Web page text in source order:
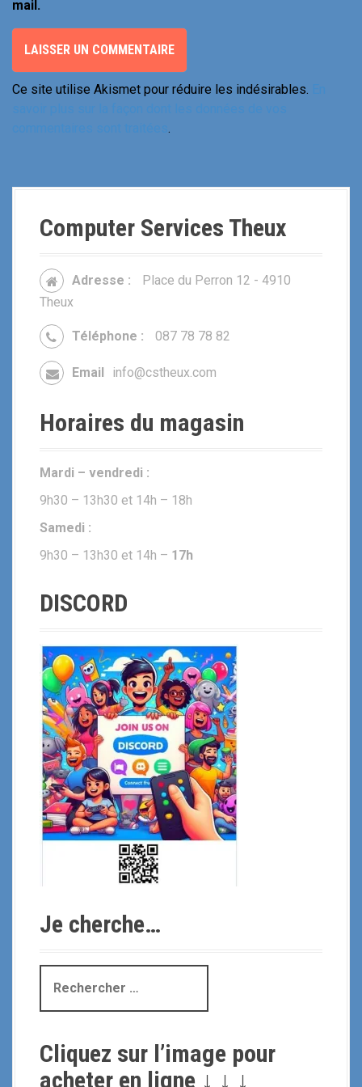
mail.
Ce site utilise Akismet pour réduire les indésirables.
.
Computer Services Theux
Adresse :
Place du Perron 12 - 4910
Theux
Téléphone : 087 78 78 82
Email info@cstheux.com
Horaires du magasin
Mardi – vendredi :
9h30 – 13h30 et 14h – 18h
Samedi :
9h30 – 13h30 et 14h – 17h
DISCORD
Je cherche…
c
e
Cliquez sur l’image pour
acheter en ligne ↓ ↓ ↓